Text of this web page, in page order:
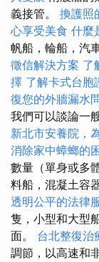
義接管。 換護照
心享受美食 什麼
帆船，輪船，汽
徵信解決方案 了
擇 了解卡式台胞
復您的外牆漏水
我們可以談論一
新北市安養院，
消除家中蟑螂的
數量（單身或多
料船，混凝土容
透明公平的法律
隻，小型和大型
面。 台北整復治
調節，以高速和